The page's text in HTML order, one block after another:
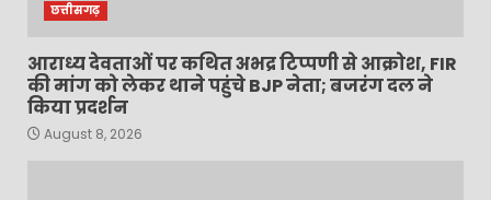
छत्तीसगढ़
आराध्य देवताओं पर कथित अभद्र टिप्पणी से आक्रोश, FIR
की मांग को लेकर थाने पहुंचे BJP नेता; बजरंग दल ने
किया प्रदर्शन
August 8, 2026